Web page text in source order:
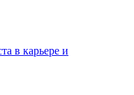
в карьере и